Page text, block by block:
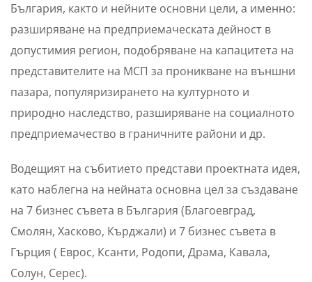
България, както и нейните основни цели, а именно:
разширяване на предприемаческата дейност в
допустимия регион, подобряване на капацитета на
представителите на МСП за проникване на външни
пазара, популяризирането на културното и
природно наследство, разширяване на социалното
предприемачество в граничните райони и др.
Водещият на събитието представи проектната идея,
като наблегна на нейната основна цел за създаване
на 7 бизнес съвета в България (Благоевград,
Смолян, Хасково, Кърджали) и 7 бизнес съвета в
Гърция ( Еврос, Ксанти, Родопи, Драма, Кавала,
Солун, Серес).